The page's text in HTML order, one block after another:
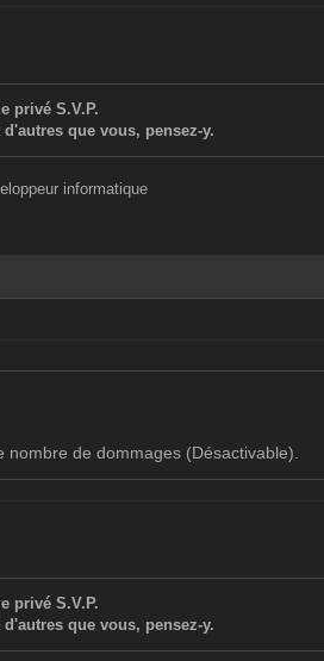
privé S.V.P.
que vous, pensez-y.
informatique
de dommages (Désactivable).
privé S.V.P.
que vous, pensez-y.